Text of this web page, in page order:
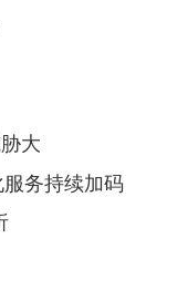
大
服务持续加码